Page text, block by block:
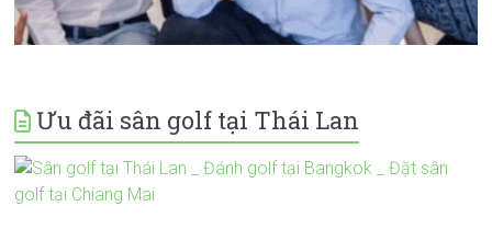
Ưu đãi sân golf tại Thái Lan